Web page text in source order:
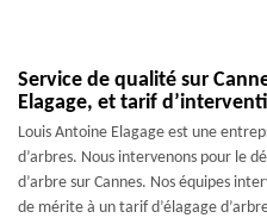
Service de qualité sur
Elagage, et tarif
Louis Antoine Elagage est une
d’arbres. Nous intervenons pour le
d’arbre sur Cannes. Nos équipes
de mérite à un tarif d’élagage